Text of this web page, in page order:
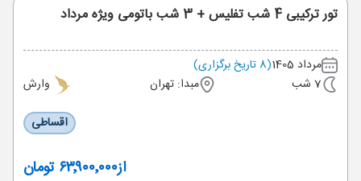
تور ترکیبی 4 شب تفلیس + 3 شب باتومی ویژه مرداد
مرداد 1405
(8 تاریخ برگزاری)
7 شب
مبدا: تهران
وارش
اقساطی
از۶۳٬۹۰۰٬۰۰۰ تومان